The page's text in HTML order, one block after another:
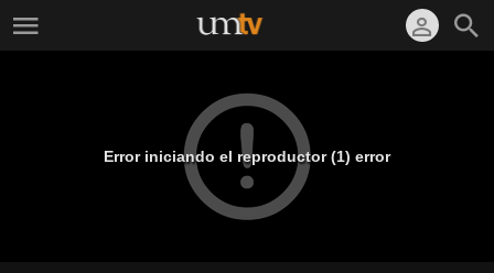
Error iniciando el reproductor (1) error